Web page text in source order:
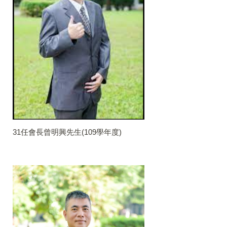
31任會長曾明興先生(109學年度)